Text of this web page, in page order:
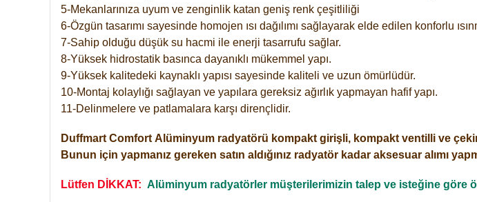
5-Mekanlarınıza uyum ve zenginlik katan geniş renk çeşitliliği
6-Özgün tasarımı sayesinde homojen ısı dağılımı sağlayarak elde edilen konforlu
7-Sahip olduğu düşük su hacmi ile enerji tasarrufu sağlar.
8-Yüksek hidrostatik basınca dayanıklı mükemmel yapı.
9-Yüksek kalitedeki kaynaklı yapısı sayesinde kaliteli ve uzun ömürlüdür.
10-Montaj kolaylığı sağlayan ve yapılara gereksiz ağırlık yapmayan hafif yapı.
11-Delinmelere ve patlamalara karşı dirençlidir.
Duffmart Comfort Alüminyum radyatörü kompakt girişli, kompakt ventilli ve
Bunun için yapmanız gereken satın aldığınız radyatör kadar aksesuar alımı
Lütfen DİKKAT: Alüminyum radyatörler müşterilerimizin talep ve isteğine göre